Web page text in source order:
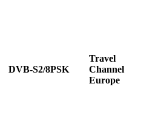
DVB-S2/8PSK
Travel
Channel
Europe